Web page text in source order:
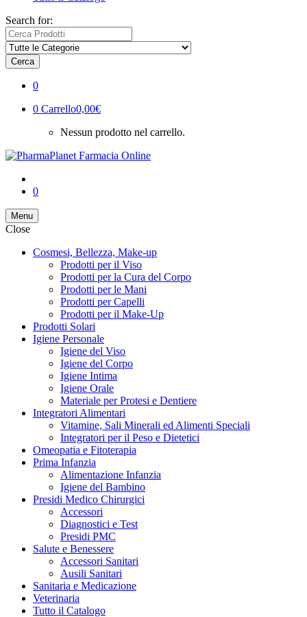
Search for:
Cerca
0
0 Carrello0,00€
Nessun prodotto nel carrello.
0
Menu
Close
Cosmesi, Bellezza, Make-up
Prodotti per il Viso
Prodotti per la Cura del Corpo
Prodotti per le Mani
Prodotti per Capelli
Prodotti per il Make-Up
Prodotti Solari
Igiene Personale
Igiene del Viso
Igiene del Corpo
Igiene Intima
Igiene Orale
Materiale per Protesi e Dentiere
Integratori Alimentari
Vitamine, Sali Minerali ed Alimenti Speciali
Integratori per il Peso e Dietetici
Omeopatia e Fitoterapia
Prima Infanzia
Alimentazione Infanzia
Igiene del Bambino
Presidi Medico Chirurgici
Accessori
Diagnostici e Test
Presidi PMC
Salute e Benessere
Accessori Sanitari
Ausili Sanitari
Sanitaria e Medicazione
Veterinaria
Tutto il Catalogo